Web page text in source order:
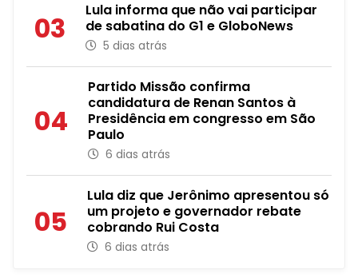
03
Lula informa que não vai participar
de sabatina do G1 e GloboNews
5 dias atrás
04
Partido Missão confirma
candidatura de Renan Santos à
Presidência em congresso em São
Paulo
6 dias atrás
05
Lula diz que Jerônimo apresentou só
um projeto e governador rebate
cobrando Rui Costa
6 dias atrás